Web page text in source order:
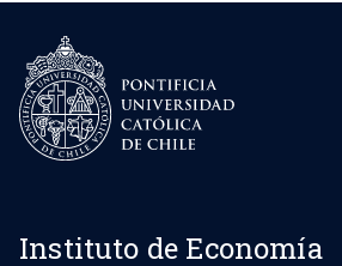
Instituto de Economía